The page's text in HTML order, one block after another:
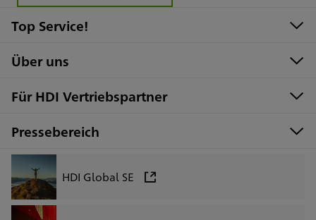
Top Service!
Über uns
Für HDI Vertriebspartner
Pressebereich
HDI Global SE